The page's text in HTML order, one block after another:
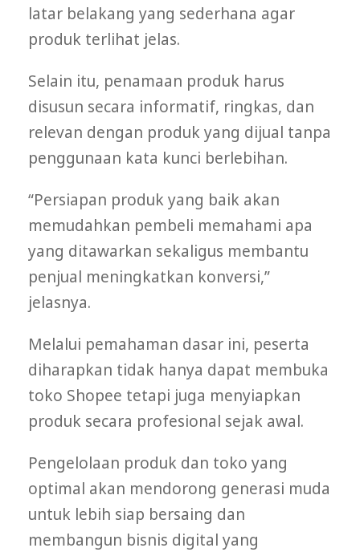
latar belakang yang sederhana agar
produk terlihat jelas.
Selain itu, penamaan produk harus
disusun secara informatif, ringkas, dan
relevan dengan produk yang dijual tanpa
penggunaan kata kunci berlebihan.
“Persiapan produk yang baik akan
memudahkan pembeli memahami apa
yang ditawarkan sekaligus membantu
penjual meningkatkan konversi,”
jelasnya.
Melalui pemahaman dasar ini, peserta
diharapkan tidak hanya dapat membuka
toko Shopee tetapi juga menyiapkan
produk secara profesional sejak awal.
Pengelolaan produk dan toko yang
optimal akan mendorong generasi muda
untuk lebih siap bersaing dan
membangun bisnis digital yang